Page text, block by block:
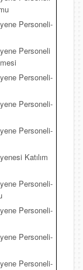
Personeli-
Personeli
Personeli-
Personeli-
Personeli-
Katılım
Personeli-
Personeli-
Personeli-
Personeli-